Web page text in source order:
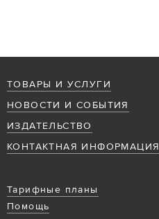
ТОВАРЫ И УСЛУГИ
НОВОСТИ И СОБЫТИЯ
ИЗДАТЕЛЬСТВО
КОНТАКТНАЯ ИНФОРМАЦИЯ
Тарифные планы
Помощь